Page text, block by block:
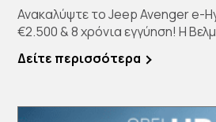
Ανακαλύψτε το Jeep Avenger e-
€2.500 & 8 χρόνια εγγύηση! Η
Δείτε περισσότερα